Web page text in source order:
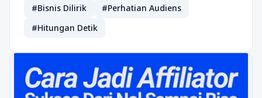
#Bisnis Dilirik
#Perhatian Audiens
#Hitungan Detik